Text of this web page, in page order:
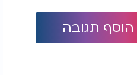
הוסף תגובה